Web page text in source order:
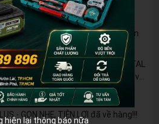
Để Rửa Xe
Cụ CSPS: Giải Pháp Sắp Xếp Chuyên
Mọi Xưởng Cơ Khí
Công Nghệ: Pin Lithium 42V TOTAL
Pháp Thay Thế Máy Dùng Điện và
Chân Phổ Thông Dekton M21-
- GỌN NHẸ, TIỆN LỢI đã về hàng!!!
hiện lại thông báo nữa